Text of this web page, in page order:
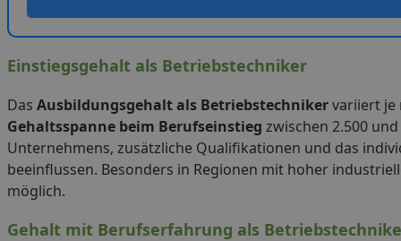
Einstiegsgehalt als Betriebstechniker
Das Ausbildungsgehalt als Betriebstechnikervariiert je
Gehaltsspanne beim Berufseinstieg zwischen 2.500
Unternehmens, zusätzliche Qualifikationen und das
beeinflussen. Besonders in Regionen mit hoher
möglich.
Gehalt mit Berufserfahrung als